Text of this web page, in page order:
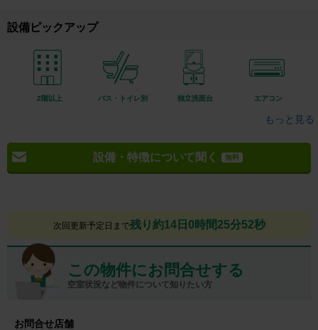
設備ピックアップ
2階以上 バス・トイレ別 独立洗面台 エアコン
もっと見る
設備・特徴について聞く 無料
次回更新予定日まで残り約14日0時間25分52秒
この物件にお問合せする
空室状況など物件について知りたい方
お問合せ店舗